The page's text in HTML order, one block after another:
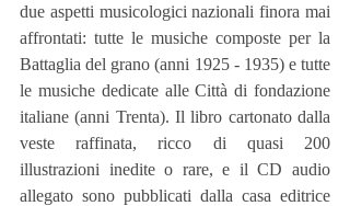
due aspetti musicologici nazionali finora mai
affrontati: tutte le musiche composte per la
Battaglia del grano (anni 1925 - 1935) e tutte
le musiche dedicate alle Città di fondazione
italiane (anni Trenta). Il libro cartonato dalla
veste raffinata, ricco di quasi 200
illustrazioni inedite o rare, e il CD audio
allegato sono pubblicati dalla casa editrice